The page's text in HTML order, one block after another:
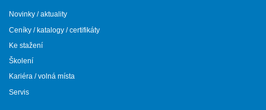
Novinky / aktuality
Ceníky / katalogy / certifikáty
Ke stažení
Školení
Kariéra / volná místa
Servis